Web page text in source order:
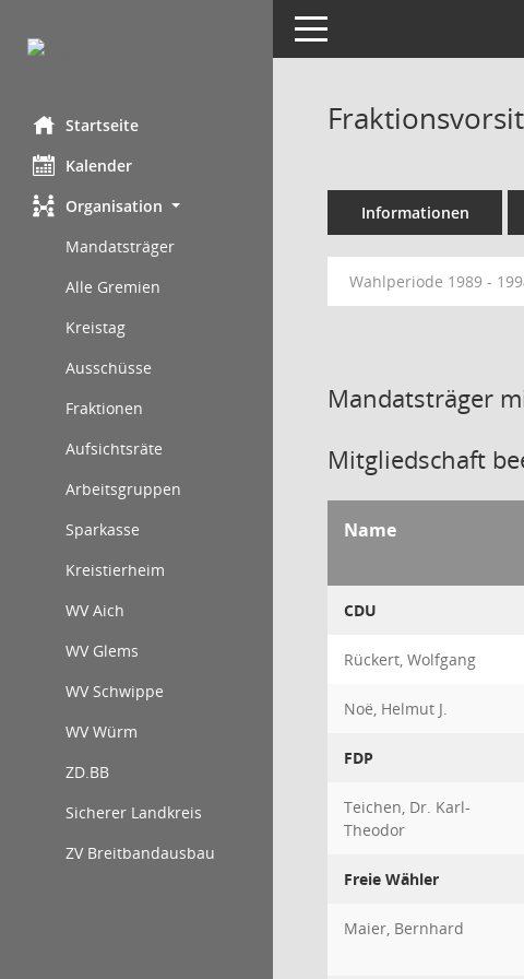
Startseite
Kalender
Organisation
Mandatsträger
Alle Gremien
Kreistag
Ausschüsse
Fraktionen
Aufsichtsräte
Arbeitsgruppen
Sparkasse
Kreistierheim
WV Aich
WV Glems
WV Schwippe
WV Würm
ZD.BB
Sicherer Landkreis
ZV Breitbandausbau
Toggle navigation
Informationen
Wahlperiode 1989 -
Mandatsträger
Mitgliedschaft
Name
CDU
Rückert, Wolfgang
Noë, Helmut J.
FDP
Teichen, Dr. Karl-
Theodor
Freie Wähler
Maier, Bernhard